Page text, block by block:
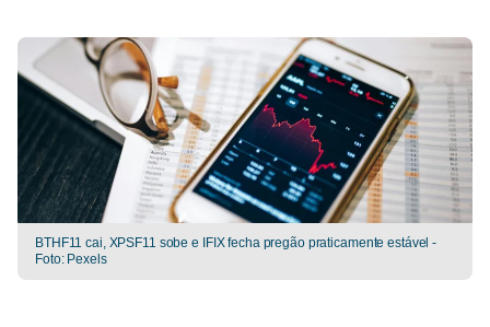
BTHF11 cai, XPSF11 sobe e IFIX fecha pregão praticamente estável -
Foto: Pexels